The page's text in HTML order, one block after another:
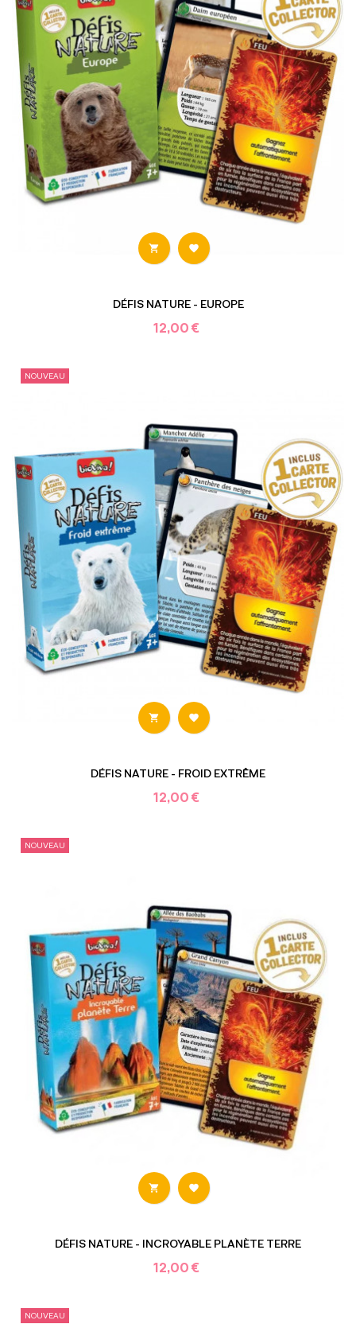
 
DÉFIS NATURE - EUROPE
12,00 €
NOUVEAU
 
DÉFIS NATURE - FROID EXTRÊME
12,00 €
NOUVEAU
 
DÉFIS NATURE - INCROYABLE PLANÈTE TERRE
12,00 €
NOUVEAU